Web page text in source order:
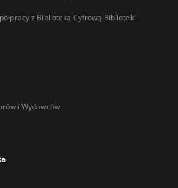
z Biblioteką Cyfrową Biblioteki
i Wydawców